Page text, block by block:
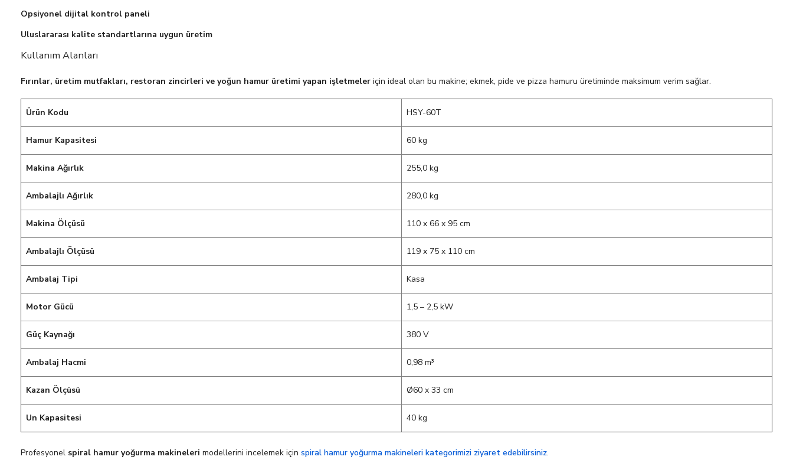
Opsiyonel dijital kontrol paneli
Uluslararası kalite standartlarına uygun üretim
Kullanım Alanları
Fırınlar, üretim mutfakları, restoran zincirleri ve yoğun hamur üretimi yapan işletmeler için ideal olan bu makine; ekmek, pide ve pizza hamuru üretiminde maksimum verim sağlar.
Ürün Kodu HSY-60T
Hamur Kapasitesi 60 kg
Makina Ağırlık 255,0 kg
Ambalajlı Ağırlık 280,0 kg
Makina Ölçüsü 110 x 66 x 95 cm
Ambalajlı Ölçüsü 119 x 75 x 110 cm
Ambalaj Tipi Kasa
Motor Gücü 1,5 – 2,5 kW
Güç Kaynağı 380 V
Ambalaj Hacmi 0,98 m³
Kazan Ölçüsü Ø60 x 33 cm
Un Kapasitesi 40 kg
Profesyonel spiral hamur yoğurma makineleri modellerini incelemek için spiral hamur yoğurma makineleri kategorimizi ziyaret edebilirsiniz.